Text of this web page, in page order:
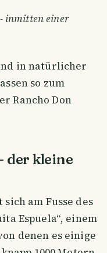
inmitten einer
in natürlicher
so zum
Rancho Don
der kleine
am Fusse des
Espuela“, einem
denen es einige